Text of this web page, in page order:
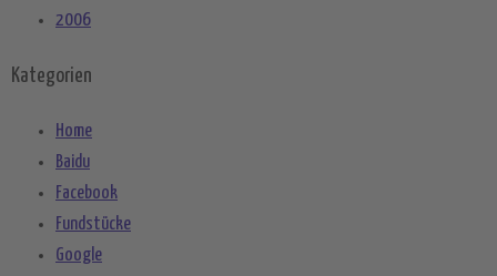
2006
Kategorien
Home
Baidu
Facebook
Fundstücke
Google